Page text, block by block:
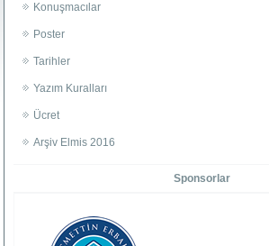
Konuşmacılar
Poster
Tarihler
Yazım Kuralları
Ücret
Arşiv Elmis 2016
Sponsorlar